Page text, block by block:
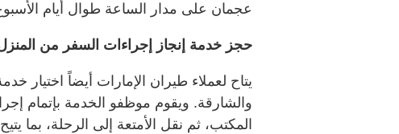
عجمان على مدار الساعة طوال أيام
حجز خدمة إنجاز إجراءات السفر من
يتاح لعملاء طيران الإمارات أيضاً اختيار
والشارقة. ويقوم موظفو الخدمة بإتمام
المكتب، ثم نقل الأمتعة إلى الرحلة، بما